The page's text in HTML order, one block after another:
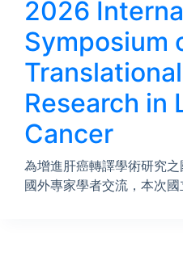
2026
Symposium
Translational
Research in
Cancer
為增進肝癌轉譯學術研究
國外專家學者交流，本次